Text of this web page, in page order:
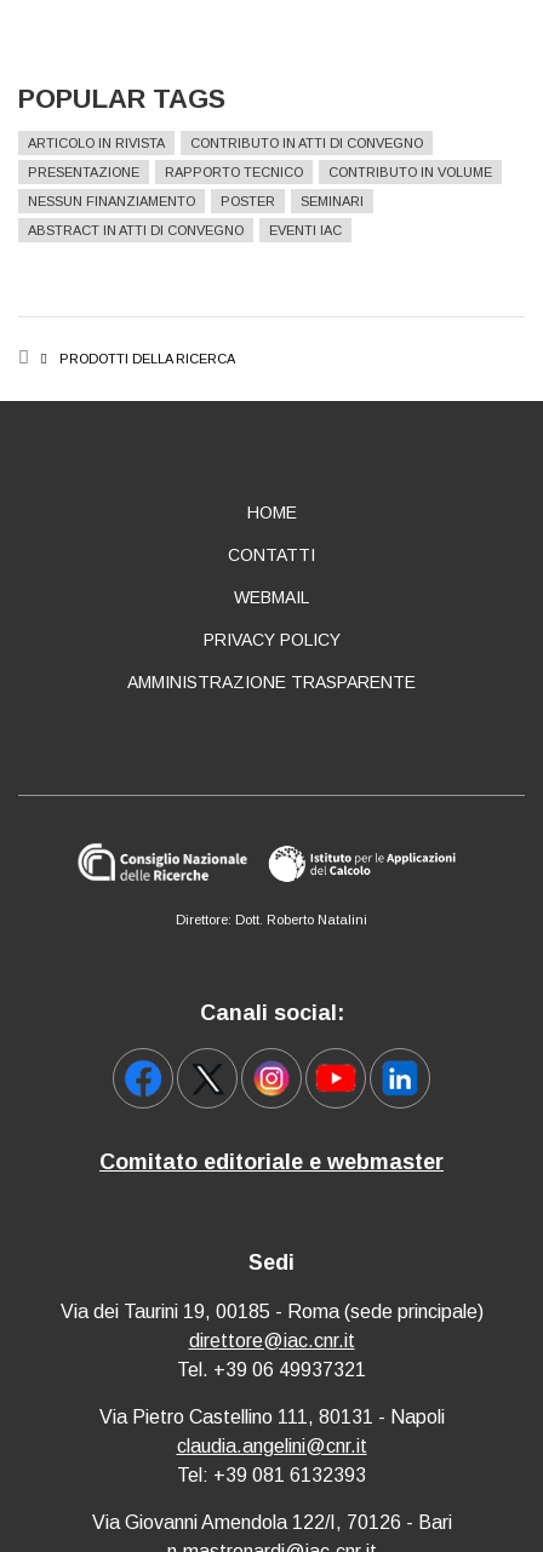
POPULAR TAGS
ARTICOLO IN RIVISTA
CONTRIBUTO IN ATTI DI CONVEGNO
PRESENTAZIONE
RAPPORTO TECNICO
CONTRIBUTO IN VOLUME
NESSUN FINANZIAMENTO
POSTER
SEMINARI
ABSTRACT IN ATTI DI CONVEGNO
EVENTI IAC
BREADCRUMB
PRODOTTI DELLA RICERCA
HOME
CONTATTI
WEBMAIL
PRIVACY POLICY
AMMINISTRAZIONE TRASPARENTE
Direttore: Dott. Roberto Natalini
Canali social:
Comitato editoriale e webmaster
Sedi
Via dei Taurini 19, 00185 - Roma (sede principale)
direttore@iac.cnr.it
Tel. +39 06 49937321
Via Pietro Castellino 111, 80131 - Napoli
claudia.angelini@cnr.it
Tel: +39 081 6132393
Via Giovanni Amendola 122/I, 70126 - Bari